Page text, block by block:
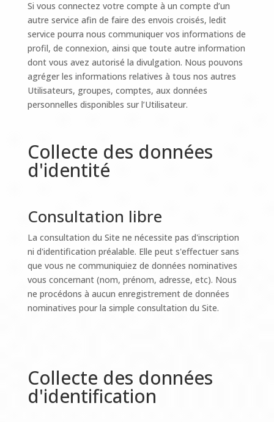
Si vous connectez votre compte à un compte d’un
autre service afin de faire des envois croisés, ledit
service pourra nous communiquer vos informations de
profil, de connexion, ainsi que toute autre information
dont vous avez autorisé la divulgation. Nous pouvons
agréger les informations relatives à tous nos autres
Utilisateurs, groupes, comptes, aux données
personnelles disponibles sur l’Utilisateur.
Collecte des données
d'identité
Consultation libre
La consultation du Site ne nécessite pas d'inscription
ni d'identification préalable. Elle peut s'effectuer sans
que vous ne communiquiez de données nominatives
vous concernant (nom, prénom, adresse, etc). Nous
ne procédons à aucun enregistrement de données
nominatives pour la simple consultation du Site.
Collecte des données
d'identification